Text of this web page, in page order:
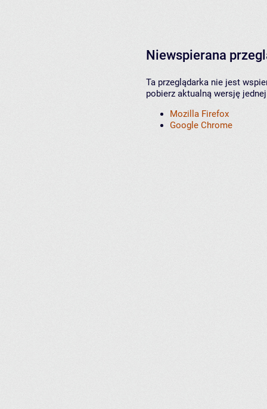
Niewspierana
Ta przeglądarka nie jest
pobierz aktualną wersję
Mozilla Firefox
Google Chrome